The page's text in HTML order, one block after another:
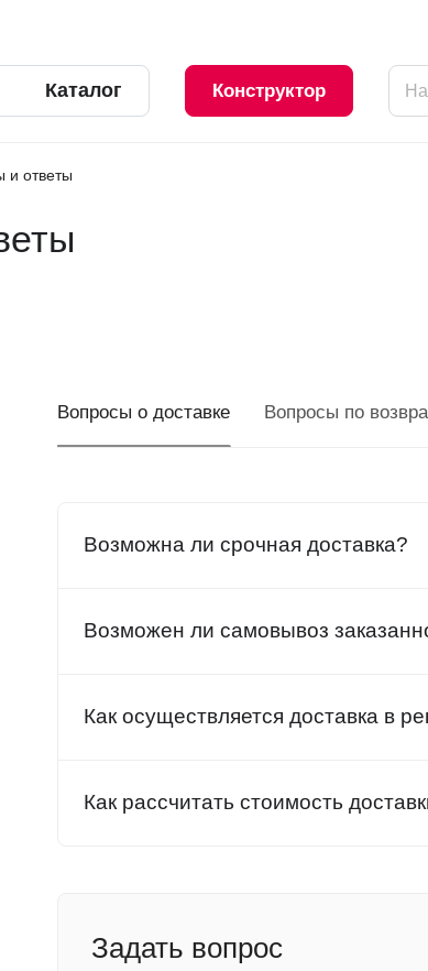
Каталог Конструктор
и ответы
Вопросы о доставке Вопросы по
Возможна ли срочная доставка?
Возможен ли самовывоз
Как осуществляется доставка в
Как рассчитать стоимость
Задать вопрос